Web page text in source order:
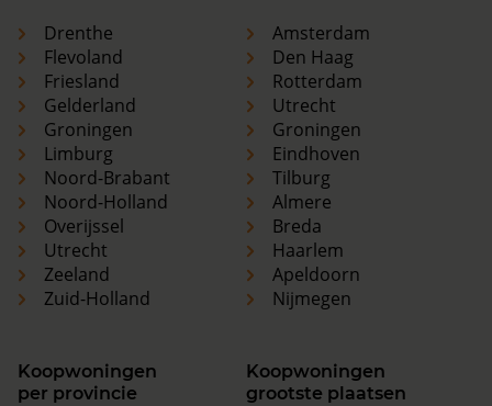
Drenthe
Flevoland
Friesland
Gelderland
Groningen
Limburg
Noord-Brabant
Noord-Holland
Overijssel
Utrecht
Zeeland
Zuid-Holland
Amsterdam
Den Haag
Rotterdam
Utrecht
Groningen
Eindhoven
Tilburg
Almere
Breda
Haarlem
Apeldoorn
Nijmegen
Koopwoningen
per provincie
Koopwoningen
grootste plaatsen